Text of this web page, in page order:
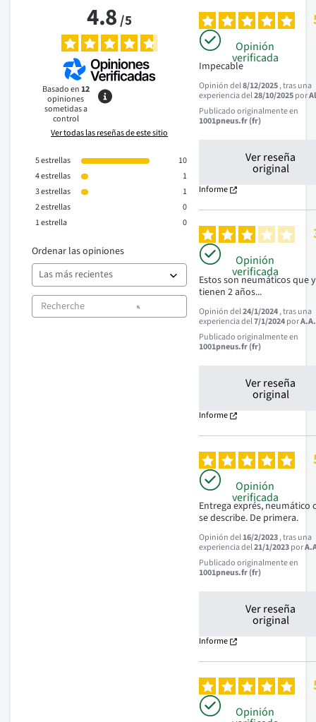
4.8/5
Basado en12
opiniones
sometidas a
control
Ver todas las reseñas de este sitio
5estrellas
10
4estrellas
1
3estrellas
1
2estrellas
0
1estrella 0
Ordenar las opiniones
Opinión
verificada
Impecable
Opinión del8/12/2025, tras una
experiencia del28/10/2025por
Publicado originalmente en
1001pneus.fr (fr)
Ver reseña
original
Informe
Opinión
verificada
Estos son neumáticos que
tienen 2 años...
Opinión del24/1/2024, tras una
experiencia del7/1/2024porA.A.
Publicado originalmente en
1001pneus.fr (fr)
Ver reseña
original
Informe
Opinión
verificada
Entrega exprés, neumático
se describe. De primera.
Opinión del16/2/2023, tras una
experiencia del21/1/2023por
Publicado originalmente en
1001pneus.fr (fr)
Ver reseña
original
Informe
Opinión